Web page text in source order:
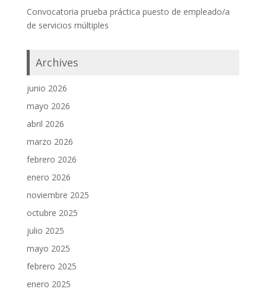
Convocatoria prueba práctica puesto de empleado/a
de servicios múltiples
Archives
junio 2026
mayo 2026
abril 2026
marzo 2026
febrero 2026
enero 2026
noviembre 2025
octubre 2025
julio 2025
mayo 2025
febrero 2025
enero 2025